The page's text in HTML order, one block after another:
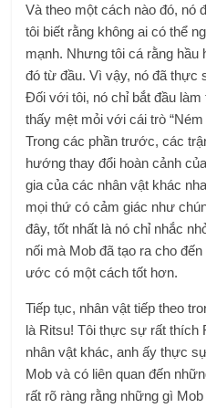
Và theo một cách nào đó, nó
tôi biết rằng không ai có thể
mạnh. Nhưng tôi cá rằng hầu
đó từ đầu. Vì vậy, nó đã thực
Đối với tôi, nó chỉ bắt đầu
thấy mệt mỏi với cái trò
Trong các phần trước, các
hướng thay đổi hoàn cảnh
gia của các nhân vật khác
mọi thứ có cảm giác như
đây, tốt nhất là nó chỉ nhắc
nối mà Mob đã tạo ra cho
ước có một cách tốt hơn.
Tiếp tục, nhân vật tiếp theo
là Ritsu! Tôi thực sự rất thích
nhân vật khác, anh ấy thực
Mob và có liên quan đến
rất rõ ràng rằng những gì